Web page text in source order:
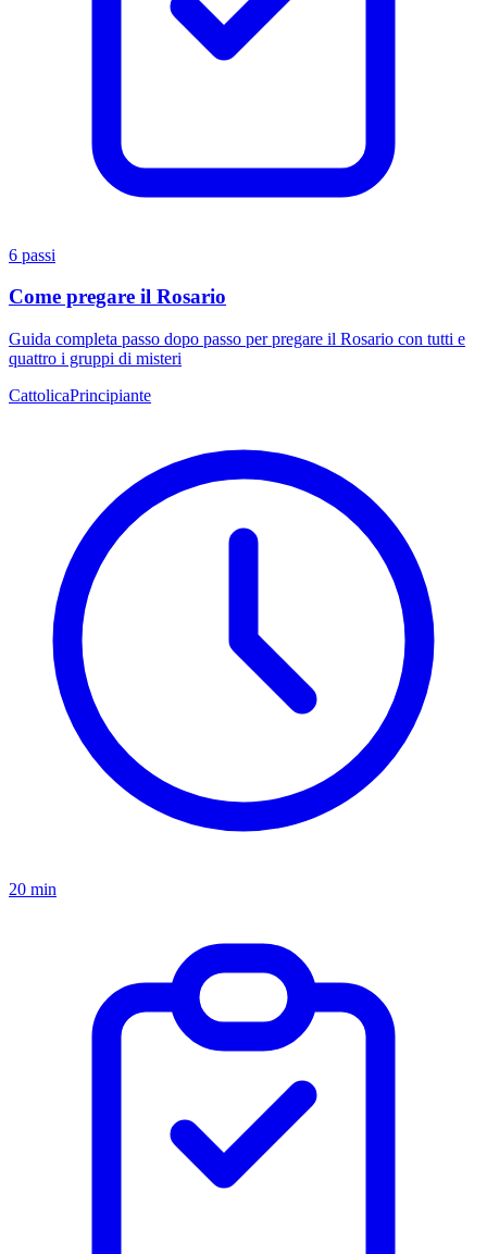
6 passi
Come pregare il Rosario
Guida completa passo dopo passo per pregare il Rosario con tutti e
quattro i gruppi di misteri
CattolicaPrincipiante
20 min